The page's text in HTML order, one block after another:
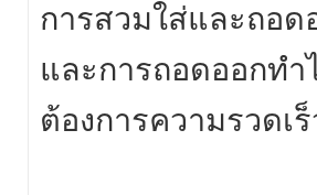
การสวมใส่และถอด
และการถอดออกทำ
ต้องการความรวดเ